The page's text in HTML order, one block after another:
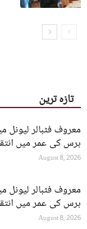
تازہ ترین
برس کی عمر میں
August 8, 2026
برس کی عمر میں
August 8, 2026